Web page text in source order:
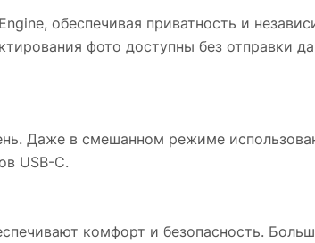
обеспечивая приватность и
фото доступны без отправки
Даже в смешанном режиме
USB-C.
комфорт и безопасность.